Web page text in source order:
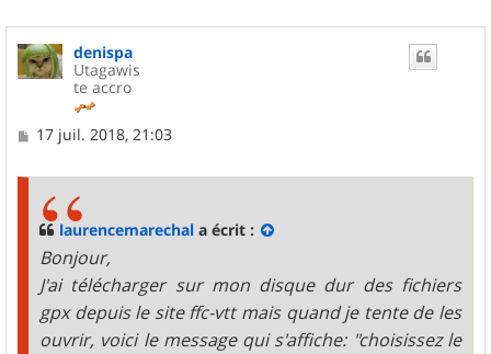
denispa
Utagawis
te accro
M17 juil. 2018, 21:03
laurencemarechal a écrit :
Bonjour,
J'ai télécharger sur mon disque dur des fichiers
gpx depuis le site ffc-vtt mais quand je tente de les
ouvrir, voici le message qui s'affiche: "choisissez le